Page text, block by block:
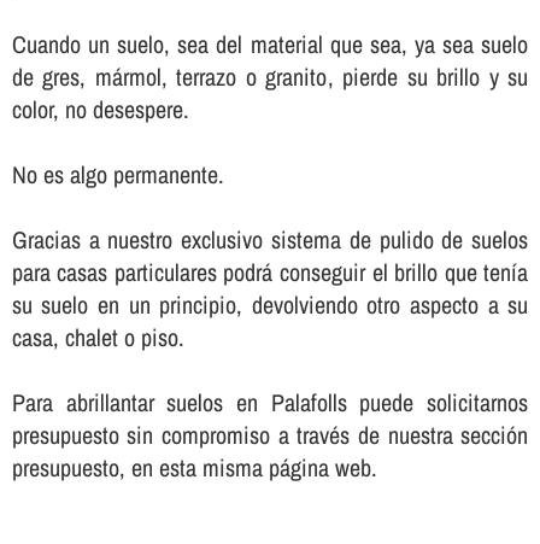
Cuando un suelo, sea del material que sea, ya sea suelo
de gres, mármol, terrazo o granito, pierde su brillo y su
color, no desespere.
No es algo permanente.
Gracias a nuestro exclusivo sistema de pulido de suelos
para casas particulares podrá conseguir el brillo que tení­a
su suelo en un principio, devolviendo otro aspecto a su
casa, chalet o piso.
Para abrillantar suelos en Palafolls puede solicitarnos
presupuesto sin compromiso a través de nuestra sección
presupuesto, en esta misma página web.